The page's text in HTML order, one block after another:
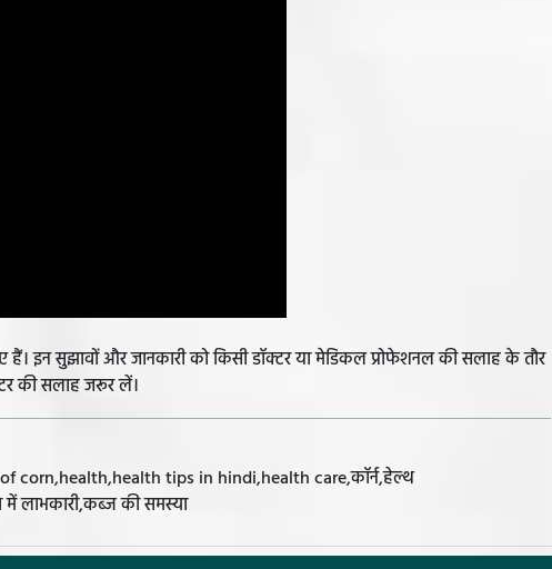
इन सुझावों और जानकारी को किसी डॉक्टर या मेडिकल प्रोफेशनल की सलाह के तौर
की सलाह जरूर लें।
corn,health,health tips in hindi,health care,कॉर्न,हेल्थ
में लाभकारी,कब्ज की समस्या